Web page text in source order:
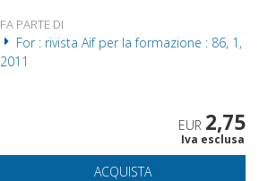
FA PARTE DI
For : rivista Aif per la formazione : 86, 1,
2011
EUR 2,75
Iva esclusa
ACQUISTA